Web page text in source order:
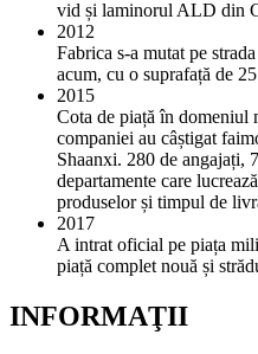
vid și laminorul ALD din
2012
Fabrica s-a mutat pe
acum, cu o suprafață de
2015
Cota de piață în domeniul
companiei au câștigat
Shaanxi. 280 de angajați,
departamente care
produselor și timpul de
2017
A intrat oficial pe piața
piață complet nouă și
INFORMAŢII